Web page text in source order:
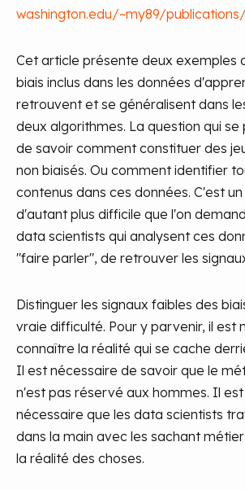
washington.edu/~my89/
Cet article présente deux exemples
biais inclus dans les données
retrouvent et se généralisent dans
deux algorithmes. La question qui se
de savoir comment constituer des
non biaisés. Ou comment identifier
contenus dans ces données. C'est
d'autant plus difficile que l'on
data scientists qui analysent ces
"faire parler", de retrouver les
Distinguer les signaux faibles des
vraie difficulté. Pour y parvenir, il est
connaître la réalité qui se cache
Il est nécessaire de savoir que le
n'est pas réservé aux hommes. Il
nécessaire que les data scientists
dans la main avec les sachant
la réalité des choses.